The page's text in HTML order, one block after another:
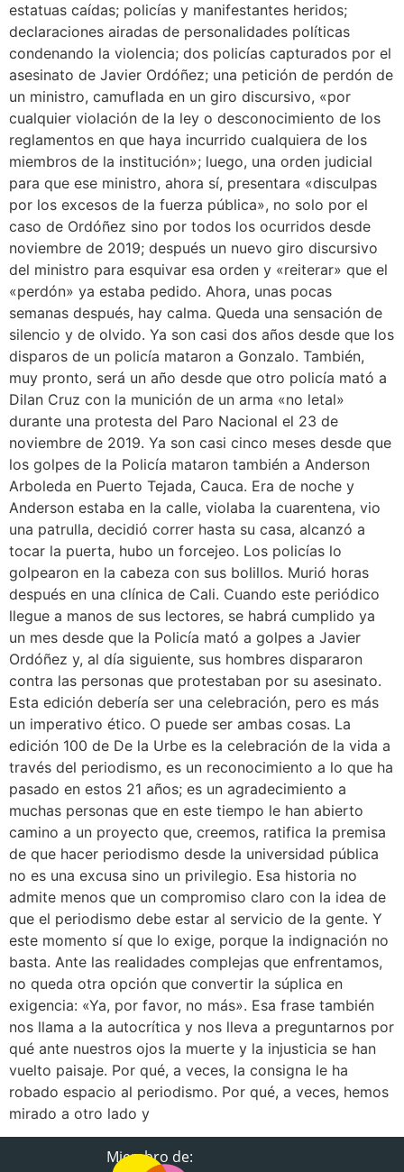
estatuas caídas; policías y manifestantes heridos;
declaraciones airadas de personalidades políticas
condenando la violencia; dos policías capturados por el
asesinato de Javier Ordóñez; una petición de perdón de
un ministro, camuflada en un giro discursivo, «por
cualquier violación de la ley o desconocimiento de los
reglamentos en que haya incurrido cualquiera de los
miembros de la institución»; luego, una orden judicial
para que ese ministro, ahora sí, presentara «disculpas
por los excesos de la fuerza pública», no solo por el
caso de Ordóñez sino por todos los ocurridos desde
noviembre de 2019; después un nuevo giro discursivo
del ministro para esquivar esa orden y «reiterar» que el
«perdón» ya estaba pedido. Ahora, unas pocas
semanas después, hay calma. Queda una sensación de
silencio y de olvido. Ya son casi dos años desde que los
disparos de un policía mataron a Gonzalo. También,
muy pronto, será un año desde que otro policía mató a
Dilan Cruz con la munición de un arma «no letal»
durante una protesta del Paro Nacional el 23 de
noviembre de 2019. Ya son casi cinco meses desde que
los golpes de la Policía mataron también a Anderson
Arboleda en Puerto Tejada, Cauca. Era de noche y
Anderson estaba en la calle, violaba la cuarentena, vio
una patrulla, decidió correr hasta su casa, alcanzó a
tocar la puerta, hubo un forcejeo. Los policías lo
golpearon en la cabeza con sus bolillos. Murió horas
después en una clínica de Cali. Cuando este periódico
llegue a manos de sus lectores, se habrá cumplido ya
un mes desde que la Policía mató a golpes a Javier
Ordóñez y, al día siguiente, sus hombres dispararon
contra las personas que protestaban por su asesinato.
Esta edición debería ser una celebración, pero es más
un imperativo ético. O puede ser ambas cosas. La
edición 100 de De la Urbe es la celebración de la vida a
través del periodismo, es un reconocimiento a lo que ha
pasado en estos 21 años; es un agradecimiento a
muchas personas que en este tiempo le han abierto
camino a un proyecto que, creemos, ratifica la premisa
de que hacer periodismo desde la universidad pública
no es una excusa sino un privilegio. Esa historia no
admite menos que un compromiso claro con la idea de
que el periodismo debe estar al servicio de la gente. Y
este momento sí que lo exige, porque la indignación no
basta. Ante las realidades complejas que enfrentamos,
no queda otra opción que convertir la súplica en
exigencia: «Ya, por favor, no más». Esa frase también
nos llama a la autocrítica y nos lleva a preguntarnos por
qué ante nuestros ojos la muerte y la injusticia se han
vuelto paisaje. Por qué, a veces, la consigna le ha
robado espacio al periodismo. Por qué, a veces, hemos
mirado a otro lado y
Miembro de: